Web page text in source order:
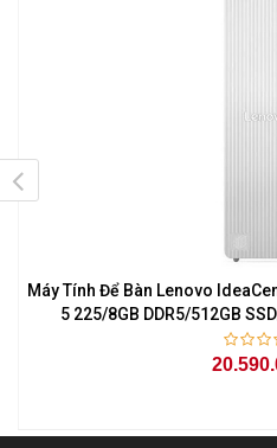
Máy Tính Để Bàn Lenovo
5 225/8GB DDR5/512GB